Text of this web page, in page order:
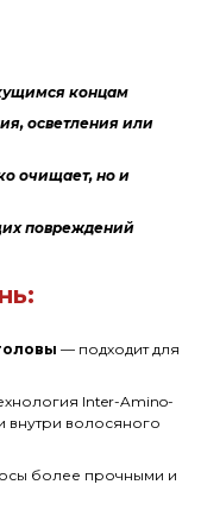
концам
осветления или
очищает, но и
повреждений
— подходит для
Inter-Amino-
внутри волосяного
более прочными и